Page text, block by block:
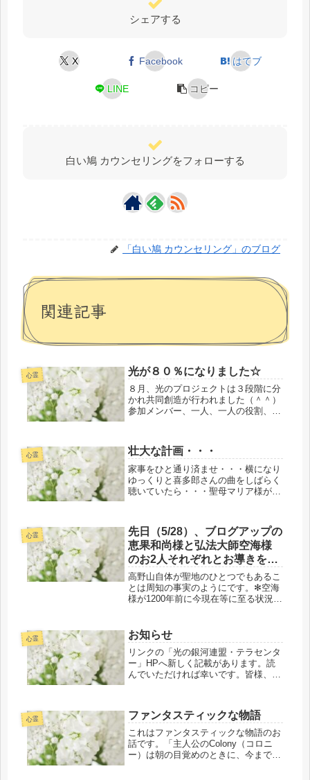
シェアする
X Facebook はてブ
LINE コピー
白い鳩 カウンセリングをフォローする
「白い鳩 カウンセリング」のブログ
関連記事
心霊 光が８０％になりました☆
８月、光のプロジェクトは３段階に分
かれ共同創造が行われました（＾＾）
参加メンバー、一人、一人の役割、そ
よりまして、無事終了することができ
ました。お疲れ様でした。ありがとう
ご...
心霊 壮大な計画・・・
家事をひと通り済ませ・・・横になり
ゆっくりと喜多郎さんの曲をしばらく
聴いていたら・・・聖母マリア様が久
うに話してくださいました。な～んと
なく私なりに感じていた側面的な役
割・...
心霊
先日（5/28）、ブログアップの
恵果和尚様と弘法大師空海様
のお2人それぞれとお導きをい
ただいた人たちが自分に見合
った霊的進化の在りよう結果
論(5/26）で、本格的な共同創
行いたしました🌎✨
高野山自体が聖地のひとつでもあるこ
とは周知の事実のようにです。✻空海
様が1200年前に今現在等に至る状況等
光のプロジェクト・・・つまり、聖地
のレイラインを当時、共同創造にて既
にされていたオペレーションの紡ぎ直
しが二十数年前、弥勒如来（旧弥勒菩
薩）様から当時の結果論にて、それら
も畏怖でその都度、お断りするも、ま
さか？の当時の弥勒菩薩様より耳を疑
うような・・・「あなたしか、私に見
合う波動の人がいない」と云われて驚
愕の私が有名・著名人の方がたが、た
心霊 お知らせ
リンクの「光の銀河連盟・テラセンタ
ー」HPへ新しく記載があります。読
んでいただければ幸いです。皆様、ど
ロジェクトは、遂行に関して最低限の
アウトラインのみの下調べに留めてお
くことが基本...
心霊 ファンタスティックな物語
これはファンタスティックな物語のお
話です。「主人公のColony（コロニ
ー）は朝の目覚めのときに、今までも